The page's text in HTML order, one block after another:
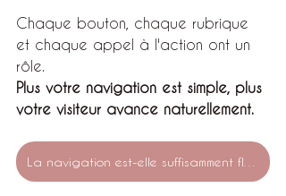
Chaque bouton, chaque rubrique
et chaque appel à l'action ont un
rôle.
Plus votre navigation est simple, plus
votre visiteur avance naturellement.